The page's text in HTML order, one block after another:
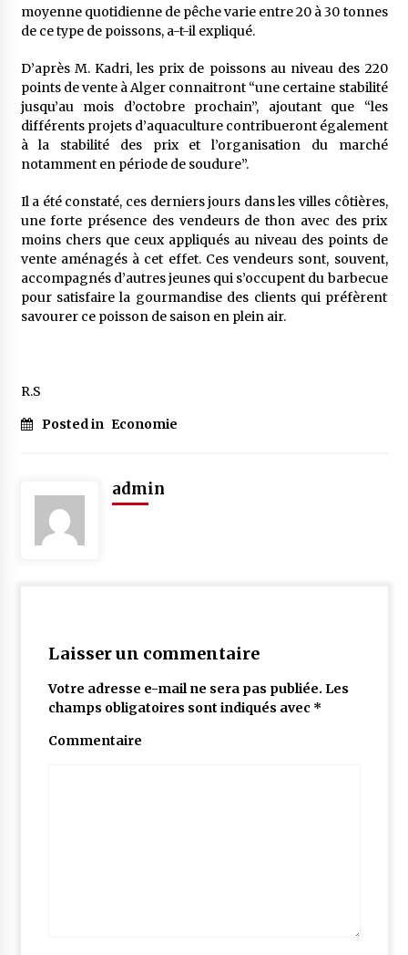
moyenne quotidienne de pêche varie entre 20 à 30 tonnes
de ce type de poissons, a-t-il expliqué.
D’après M. Kadri, les prix de poissons au niveau des 220
points de vente à Alger connaitront “une certaine stabilité
jusqu’au mois d’octobre prochain”, ajoutant que “les
différents projets d’aquaculture contribueront également
à la stabilité des prix et l’organisation du marché
notamment en période de soudure”.
Il a été constaté, ces derniers jours dans les villes côtières,
une forte présence des vendeurs de thon avec des prix
moins chers que ceux appliqués au niveau des points de
vente aménagés à cet effet. Ces vendeurs sont, souvent,
accompagnés d’autres jeunes qui s’occupent du barbecue
pour satisfaire la gourmandise des clients qui préfèrent
savourer ce poisson de saison en plein air.
R.S
Posted in Economie
admin
Laisser un commentaire
Votre adresse e-mail ne sera pas publiée. Les
champs obligatoires sont indiqués avec *
Commentaire